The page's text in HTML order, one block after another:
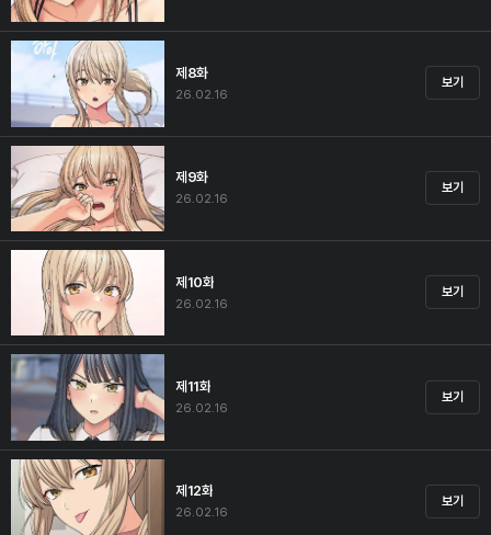
제8화
26.02.16
보기
제9화
26.02.16
보기
제10화
26.02.16
보기
제11화
26.02.16
보기
제12화
26.02.16
보기